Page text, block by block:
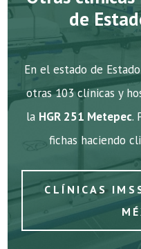
de
En el estado de
otras 103 clínicas y
la HGR 251 Metepec.
fichas haciendo
CLÍNICAS